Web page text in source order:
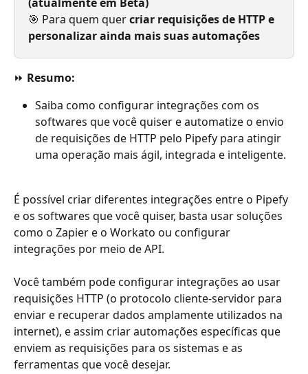
🎯 Para quem quer criar requisições de HTTP e
personalizar ainda mais suas automações
⏩ Resumo:
Saiba como configurar integrações com os
softwares que você quiser e automatize o envio
de requisições de HTTP pelo Pipefy para atingir
uma operação mais ágil, integrada e inteligente.
É possível criar diferentes integrações entre o Pipefy
e os softwares que você quiser, basta usar soluções
como o Zapier e o Workato ou configurar
integrações por meio de API.
Você também pode configurar integrações ao usar
requisições HTTP (o protocolo cliente-servidor para
enviar e recuperar dados amplamente utilizados na
internet), e assim criar automações específicas que
enviem as requisições para os sistemas e as
ferramentas que você desejar.